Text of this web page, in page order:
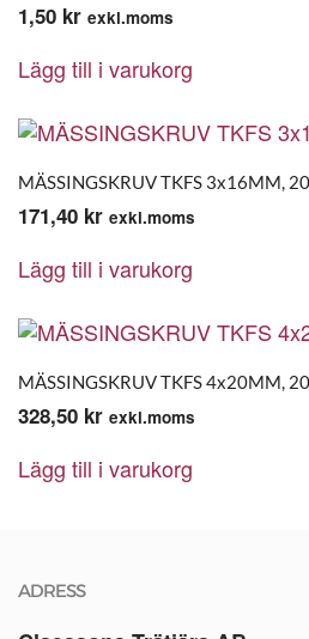
1,50 kr exkl.moms
Lägg till i varukorg
MÄSSINGSKRUV TKFS 3x16MM,
171,40 kr exkl.moms
Lägg till i varukorg
MÄSSINGSKRUV TKFS 4x20MM,
328,50 kr exkl.moms
Lägg till i varukorg
ADRESS